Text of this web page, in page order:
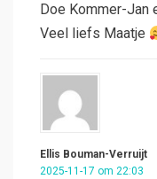
Doe Kommer-Jan
Veel liefs Maatje
Ellis Bouman-Verruijt
2025-11-17 om 22:03